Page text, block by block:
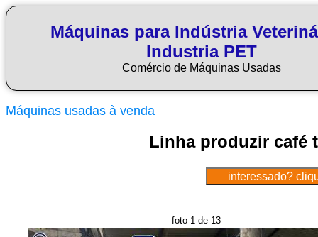
Máquinas para Indústria
Industria PET
Comércio de Máquinas Usadas
Máquinas usadas à venda
Linha produzir café
foto 1 de 13